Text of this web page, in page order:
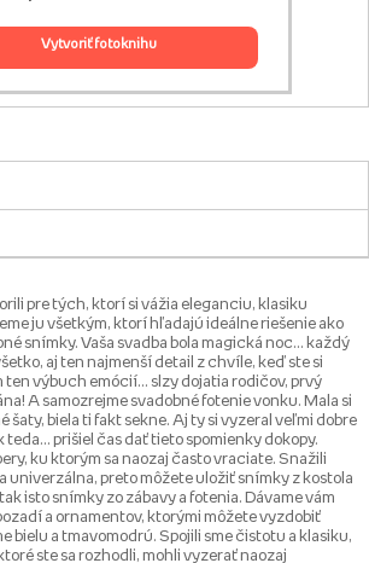
vytvoriť fotoknihu
pre tých, ktorí si vážia eleganciu, klasiku
ju všetkým, ktorí hľadajú ideálne riešenie ako
snímky. Vaša svadba bola magická noc... každý
aj ten najmenší detail z chvíle, keď ste si
ten výbuch emócií... slzy dojatia rodičov, prvý
A samozrejme svadobné fotenie vonku. Mala si
šaty, biela ti fakt sekne. Aj ty si vyzeral veľmi dobre
teda… prišiel čas dať tieto spomienky dokopy.
ku ktorým sa naozaj často vraciate. Snažili
univerzálna, preto môžete uložiť snímky z kostola
isto snímky zo zábavy a fotenia. Dávame vám
a ornamentov, ktorými môžete vyzdobiť
bielu a tmavomodrú. Spojili sme čistotu a klasiku,
ste sa rozhodli, mohli vyzerať naozaj